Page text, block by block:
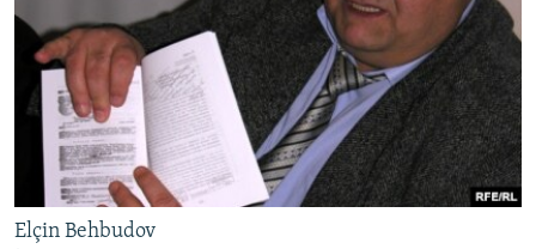
Elçin Behbudov